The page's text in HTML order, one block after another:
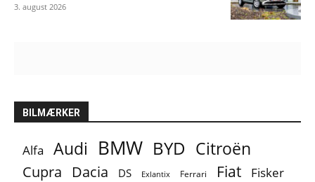
3. august 2026
BILMÆRKER
Alfa Audi BMW BYD Citroën
Cupra Dacia DS Exlantix Ferrari Fiat Fisker